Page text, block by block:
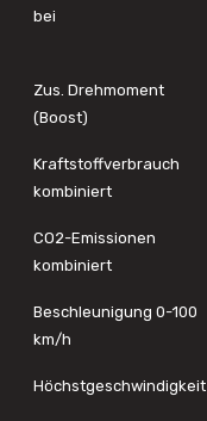
bei
Zus. Drehmoment
(Boost)
Kraftstoffverbrauch
kombiniert
CO2-Emissionen
kombiniert
Beschleunigung 0-100
km/h
Höchstgeschwindigkeit